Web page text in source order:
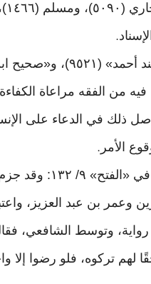
.
ابن حبان» (٤٠٣٦)
من الفقه مراعاة
ذلك في الدعاء على
الأمر .
وقال
وعمر بن عبد العزيز،
وتوسط الشافعي، فقال:
لهم تركوه، فلو رضوا إلا